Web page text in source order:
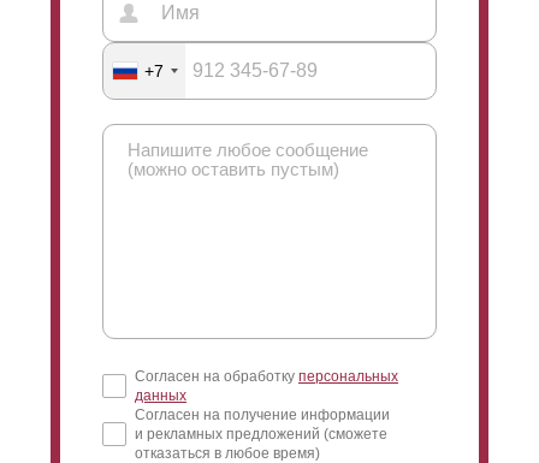
+7
Согласен на обработку персональных
данных
Согласен на получение информации
и рекламных предложений (сможете
отказаться в любое время)